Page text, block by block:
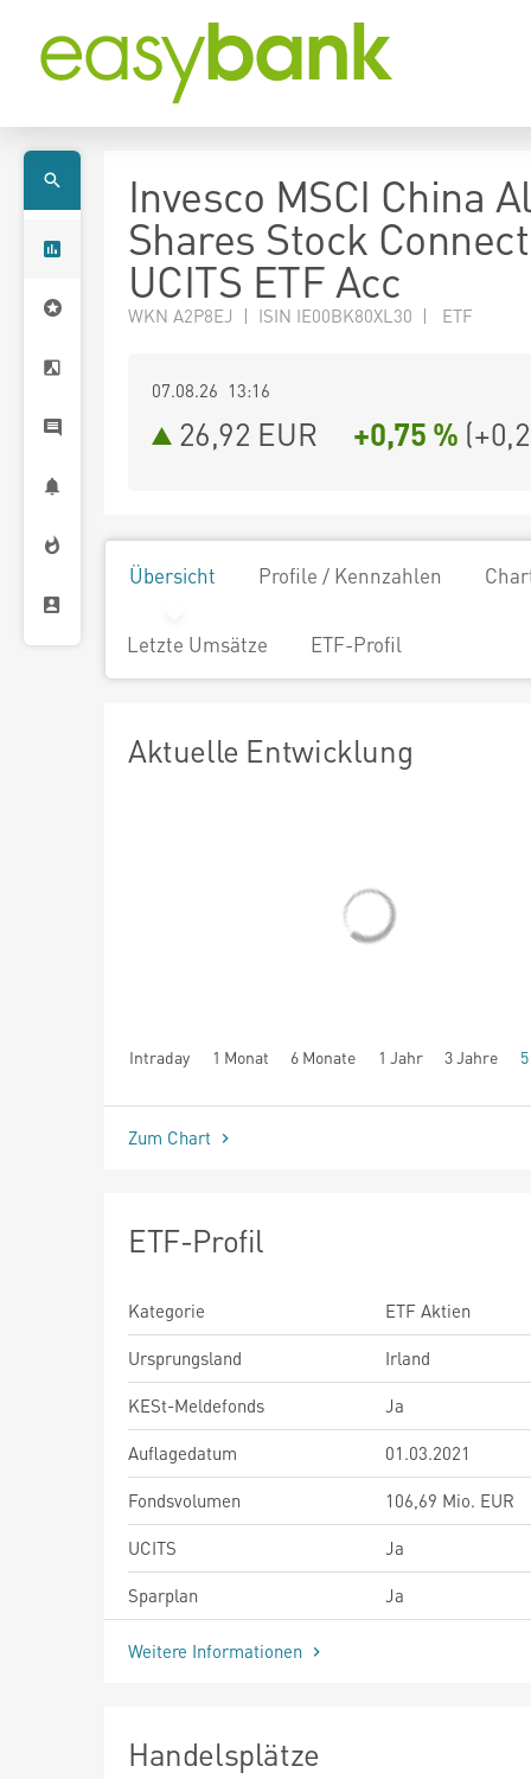
Invesco MSCI China
Shares Stock Connect
UCITS ETF Acc
WKN A2P8EJ | ISIN IE00BK80XL30 | ETF
07.08.26 13:16
26,92 EUR +0,75 % (
Übersicht Profile / Kennzahlen
Letzte Umsätze ETF-Profil
Aktuelle Entwicklung
Intraday 1 Monat 6 Monate 1 Jahr 3 Jahre
seit Beginn
Zum Chart
ETF-Profil
Kategorie
ETF Aktien
Ursprungsland
Irland
KESt-Meldefonds
Ja
Auflagedatum
01.03.2021
Fondsvolumen
106,69 Mio. EUR
UCITS
Ja
Sparplan
Ja
Weitere Informationen
Handelsplätze